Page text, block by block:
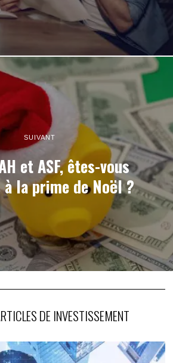
SUIVANT
et ASF, êtes-vous
la prime de Noël ?
DE INVESTISSEMENT